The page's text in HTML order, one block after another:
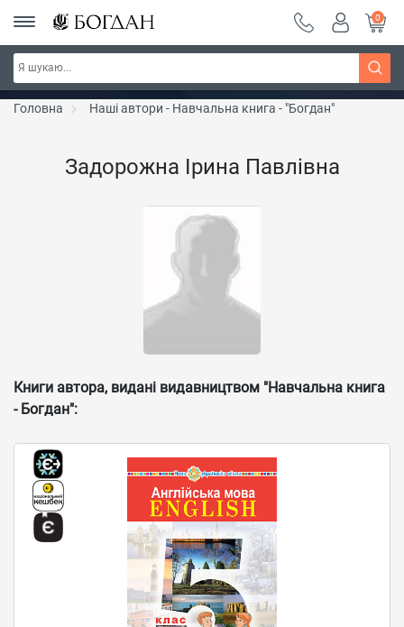
РОЗПРОДАЖ ~ 150 грн ~ 200 грн ~ 250 грн ~
300 грн ~ РОЗПРОДАЖ
Дізнатись більше
0
Головна Наші автори - Навчальна книга - "Богдан"
Задорожна Ірина Павлівна
Книги автора, видані видавництвом "Навчальна книга
- Богдан":